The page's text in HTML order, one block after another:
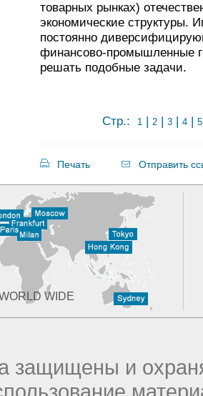
товарных рынках)
экономические структуры.
постоянно
финансово-промышленные
решать подобные задачи.
Стр.: 1| 2| 3| 4| 5
Печать Отправить
WIDE
защищены и